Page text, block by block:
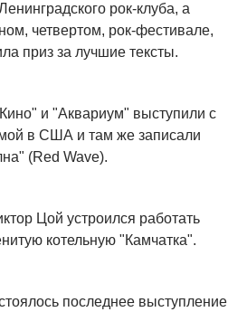
рок-клуба, а
четвертом, рок-фестивале,
приз за лучшие тексты.
и "Аквариум" выступили с
в США и там же записали
(Red Wave).
Цой устроился работать
котельную "Камчатка".
последнее выступление